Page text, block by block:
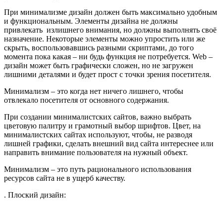
При минимализме дизайн должен быть максимально удобным
и функциональным. Элементы дизайна не должны
привлекать излишнего внимания, но должны выполнять своё
назначение. Некоторые элементы можно упростить или же
скрыть, воспользовавшись разными скриптами, до того
момента пока какая – ни будь функция не потребуется. Web –
дизайн может быть графически сложен, но не загружен
лишними деталями и будет прост с точки зрения посетителя.
Минимализм – это когда нет ничего лишнего, чтобы
отвлекало посетителя от основного содержания.
При создании минималистских сайтов, важно выбрать
цветовую палитру и грамотный выбор шрифтов. Цвет, на
минималистских сайтах используют, чтобы, не разводя
лишней графики, сделать внешний вид сайта интереснее или
направить внимание пользователя на нужный объект.
Минимализм – это путь рационального использования
ресурсов сайта не в ущерб качеству.
. Плоский дизайн: